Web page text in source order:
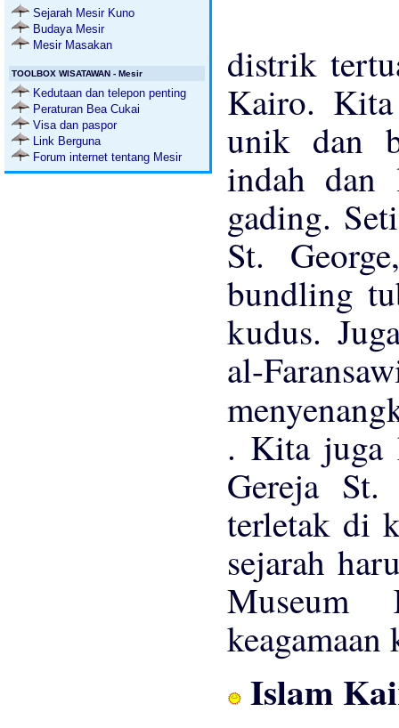
Sejarah Mesir Kuno
Budaya Mesir
Mesir Masakan
TOOLBOX WISATAWAN - Mesir
Kedutaan dan telepon penting
Peraturan Bea Cukai
Visa dan paspor
Link Berguna
Forum internet tentang Mesir
distrik
Kairo.
unik dan
indah dan
gading.
St.
bundling
kudus.
al-
. Kita juga
Gereja St.
terletak di
sejarah
Museum
keagamaan
Islam